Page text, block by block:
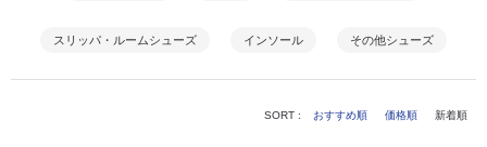
スリッパ・ルームシューズ インソール その他シューズ
SORT : おすすめ順 価格順 新着順